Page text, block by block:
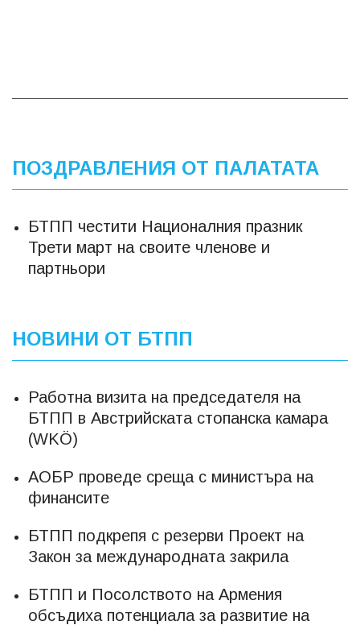
ПОЗДРАВЛЕНИЯ ОТ ПАЛАТАТА
БТПП честити Националния празник
Трети март на своите членове и
партньори
НОВИНИ ОТ БТПП
Работна визита на председателя на
БТПП в Австрийската стопанска камара
(WKÖ)
АОБР проведе среща с министъра на
финансите
БТПП подкрепя с резерви Проект на
Закон за международната закрила
БТПП и Посолството на Армения
обсъдиха потенциала за развитие на